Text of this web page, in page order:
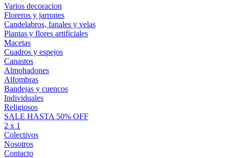
Varios decoracion
Floreros y jarrones
Candelabros, fanales y velas
Plantas y flores artificiales
Macetas
Cuadros y espejos
Canastos
Almohadones
Alfombras
Bandejas y cuencos
Individuales
Religiosos
SALE HASTA 50% OFF
2 x 1
Colectivos
Nosotros
Contacto